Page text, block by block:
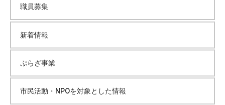
イ
ブ
職員募集
新着情報
ぷらざ事業
市民活動・NPOを対象とした情報